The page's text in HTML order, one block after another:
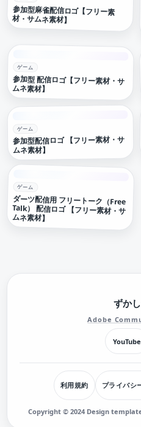
参加型麻雀配信ロゴ【フリー素
材・サムネ素材】
ゲーム
参加型 配信ロゴ【フリー素材・サ
ムネ素材】
ゲーム
参加型配信ロゴ 【フリー素材・サ
ムネ素材】
ゲーム
ダーツ配信用 フリートーク（Free
Talk） 配信ロゴ 【フリー素材・サ
ムネ素材】
ずか
Adobe
YouTube
利用規約 プライバシ
Copyright © 2024 Design